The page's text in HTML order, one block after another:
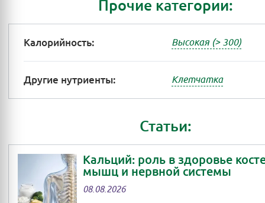
Прочие категории:
Калорийность: Высокая (> 300)
Другие нутриенты: Клетчатка
Статьи:
Кальций: роль в здоровье
мышц и нервной системы
08.08.2026